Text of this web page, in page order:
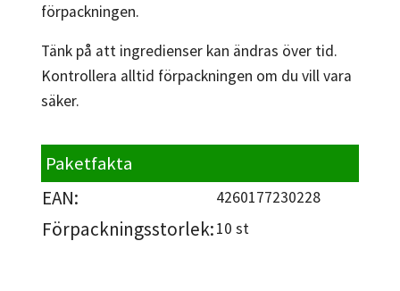
förpackningen.
Tänk på att ingredienser kan ändras över tid.
Kontrollera alltid förpackningen om du vill vara
säker.
Paketfakta
EAN: 4260177230228
Förpackningsstorlek:10 st